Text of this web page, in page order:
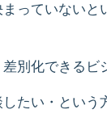
っていない
別化できるビ
たい・という